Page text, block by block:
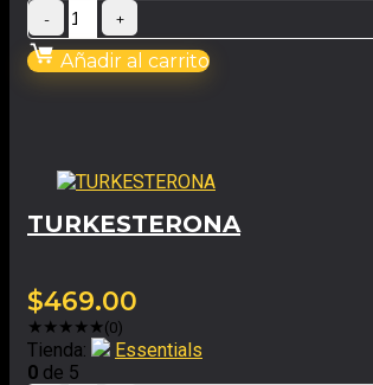
Añadir al carrito
TURKESTERONA
$469.00
★★★★★(0)
Tienda:
Essentials
0 de 5